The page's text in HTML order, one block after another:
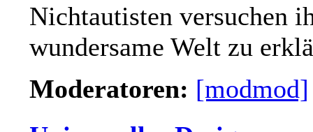
Nichtautisten versuchen
wundersame Welt zu
Moderatoren: [modmod]